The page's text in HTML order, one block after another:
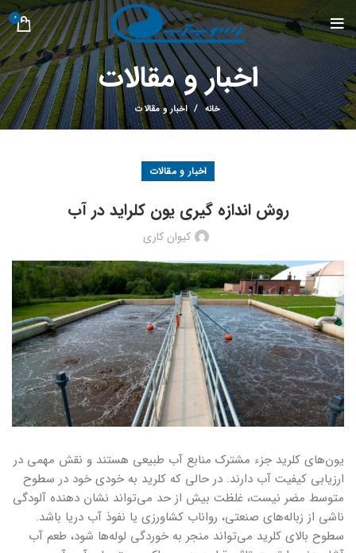
0
اخبار و مقالات
خانه اخبار و مقالات
اخبار و مقالات
روش اندازه گیری یون کلراید در آب
کیوان کاری
یون‌های کلرید جزء مشترک منابع آب طبیعی هستند و نقش مهمی در
ارزیابی کیفیت آب دارند. در حالی که کلرید به خودی خود در سطوح
متوسط ​​مضر نیست، غلظت بیش از حد می‌تواند نشان دهنده آلودگی
ناشی از زباله‌های صنعتی، رواناب کشاورزی یا نفوذ آب دریا باشد.
سطوح بالای کلرید می‌تواند منجر به خوردگی لوله‌ها شود، طعم آب